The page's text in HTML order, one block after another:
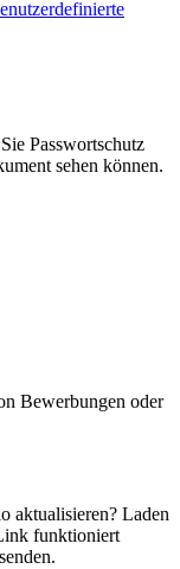
Passwortschutz
sehen können.
Bewerbungen oder
aktualisieren? Laden
funktioniert